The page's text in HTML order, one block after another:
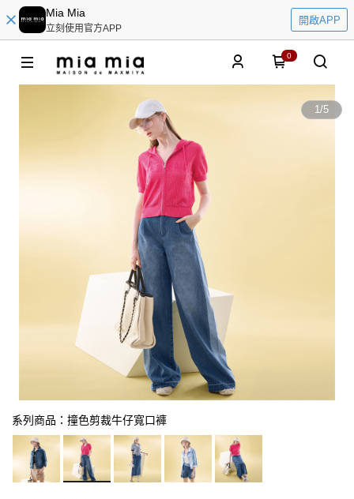
Mia Mia
立刻使用官方APP
開啟APP
0
1/5
系列商品：撞色剪裁牛仔寬口褲